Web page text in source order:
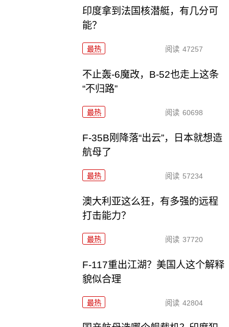
印度拿到法国核潜艇，有几分可
能？
最热 阅读 47257
不止轰-6魔改，B-52也走上这条
“不归路”
最热 阅读 60698
F-35B刚降落“出云”，日本就想造
航母了
最热 阅读 57234
澳大利亚这么狂，有多强的远程
打击能力？
最热 阅读 37720
F-117重出江湖？美国人这个解释
貌似合理
最热 阅读 42804